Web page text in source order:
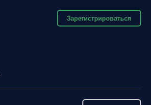
Зарегистрироваться